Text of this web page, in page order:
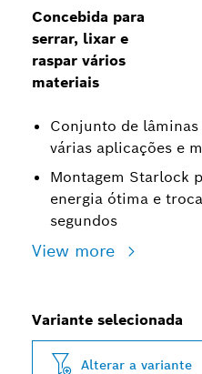
Concebida para
serrar, lixar e
raspar vários
materiais
Conjunto de
várias aplicações e
Montagem Starlock
energia ótima e
segundos
View more
Variante selecionada
Alterar a variante